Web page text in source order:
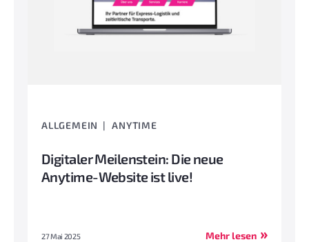
ALLGEMEIN ANYTIME
Digitaler Meilenstein: Die neue
Anytime-Website ist live!
27 Mai 2025 Mehr lesen